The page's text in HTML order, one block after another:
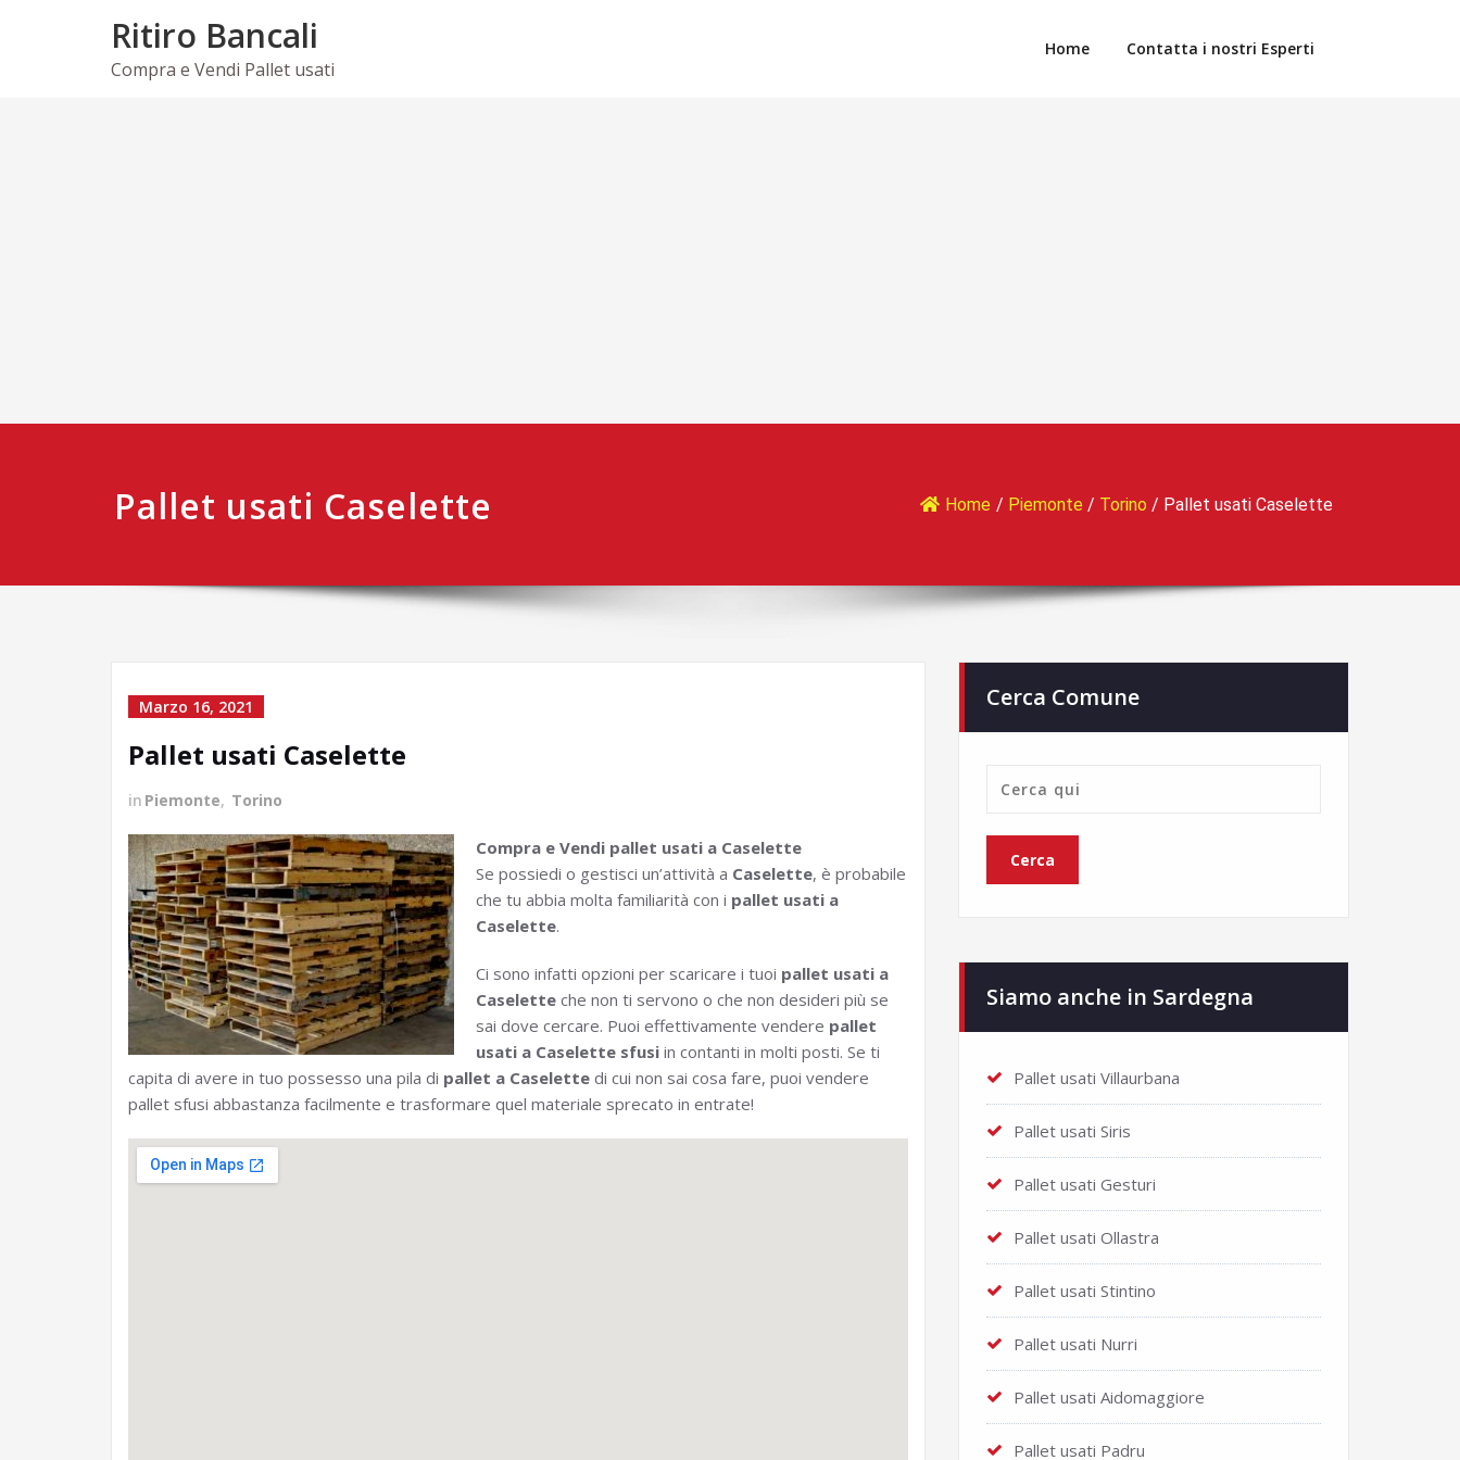
Ritiro Bancali
Compra e Vendi Pallet usati
Home Contatta i nostri Esperti
Pallet usati Caselette Home / Piemonte / Torino / Pallet usati Caselette
Marzo 16, 2021
Pallet usati Caselette
in Piemonte, Torino
Compra e Vendi pallet usati a Caselette
Se possiedi o gestisci un’attività a Caselette, è probabile
che tu abbia molta familiarità con i pallet usati a
Caselette.
Ci sono infatti opzioni per scaricare i tuoi pallet usati a
Caselette che non ti servono o che non desideri più se
sai dove cercare. Puoi effettivamente vendere pallet
usati a Caselette sfusi in contanti in molti posti. Se ti
capita di avere in tuo possesso una pila di pallet a Caselette di cui non sai cosa fare, puoi vendere
pallet sfusi abbastanza facilmente e trasformare quel materiale sprecato in entrate!
Cerca Comune
Siamo anche in Sardegna
Pallet usati Villaurbana
Pallet usati Siris
Pallet usati Gesturi
Pallet usati Ollastra
Pallet usati Stintino
Pallet usati Nurri
Pallet usati Aidomaggiore
Pallet usati Padru